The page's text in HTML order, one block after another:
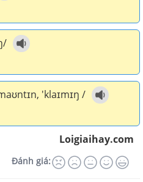
'klaɪmɪŋ /
Loigiaihay.com
Đánh giá: